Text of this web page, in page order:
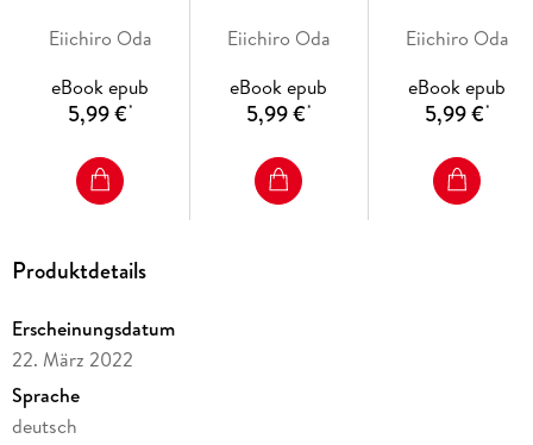
Eiichiro Oda
eBook epub
5,99 €*
Eiichiro Oda
eBook epub
5,99 €*
Eiichiro Oda
eBook epub
5,99 €*
Produktdetails
Erscheinungsdatum
22. März 2022
Sprache
deutsch